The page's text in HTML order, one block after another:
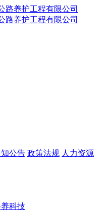
公告 政策法规 人力资源
科技